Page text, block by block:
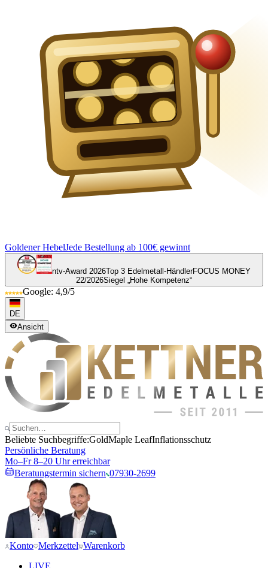
Goldener HebelJede Bestellung ab 100€ gewinnt
ntv-Award 2026Top 3 Edelmetall-HändlerFOCUS MONEY
22/2026Siegel „Hohe Kompetenz“
Google: 4,9/5
DE
Ansicht
Beliebte Suchbegriffe:GoldMaple LeafInflationsschutz
Persönliche Beratung
Mo–Fr 8–20 Uhr erreichbar
Beratungstermin sichern 07930-2699
Konto Merkzettel Warenkorb